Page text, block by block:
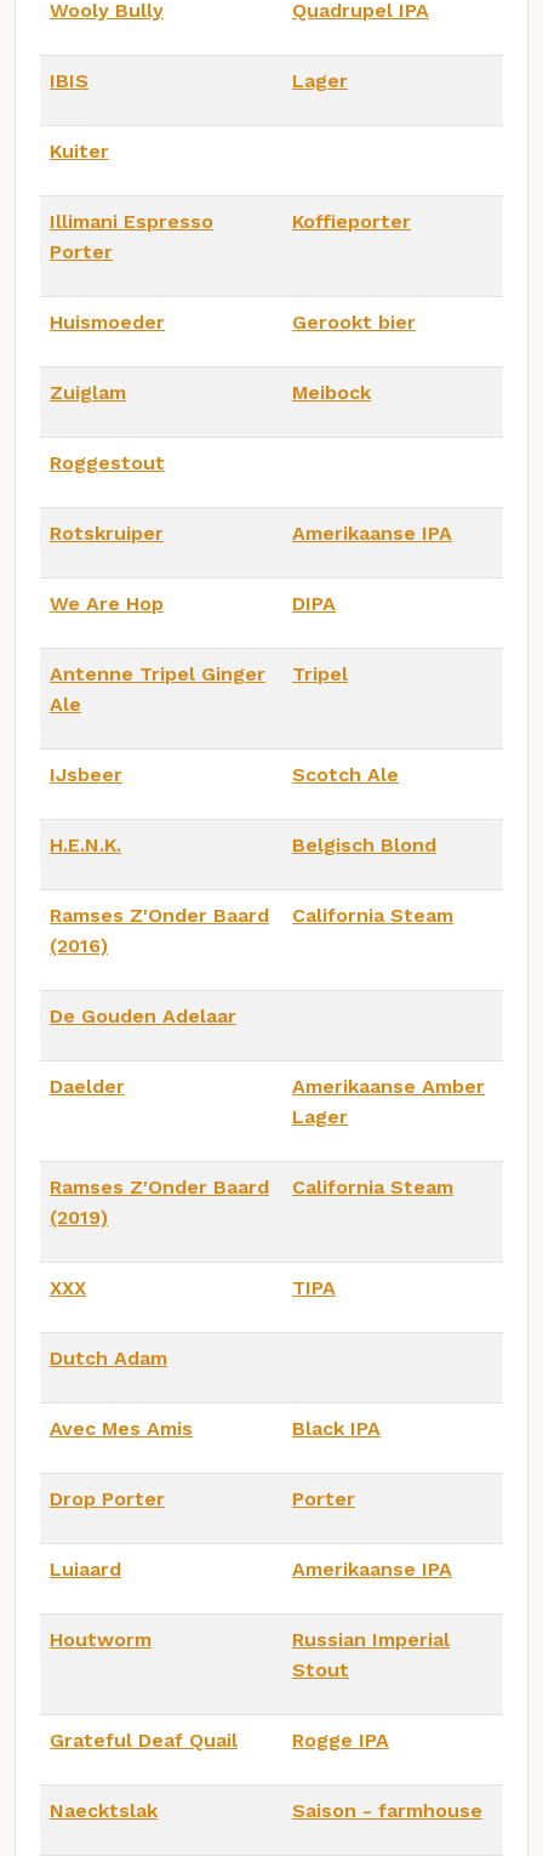
Wooly Bully Quadrupel IPA
IBIS Lager
Kuiter
Illimani Espresso
Porter
Koffieporter
Huismoeder Gerookt bier
Zuiglam Meibock
Roggestout
Rotskruiper Amerikaanse IPA
We Are Hop DIPA
Antenne Tripel Ginger
Ale
Tripel
IJsbeer Scotch Ale
H.E.N.K. Belgisch Blond
Ramses Z'Onder Baard
(2016)
California Steam
De Gouden Adelaar
Daelder
Amerikaanse Amber
Lager
Ramses Z'Onder Baard
(2019)
California Steam
XXX TIPA
Dutch Adam
Avec Mes Amis Black IPA
Drop Porter Porter
Luiaard Amerikaanse IPA
Houtworm
Russian Imperial
Stout
Grateful Deaf Quail Rogge IPA
Naecktslak Saison - farmhouse